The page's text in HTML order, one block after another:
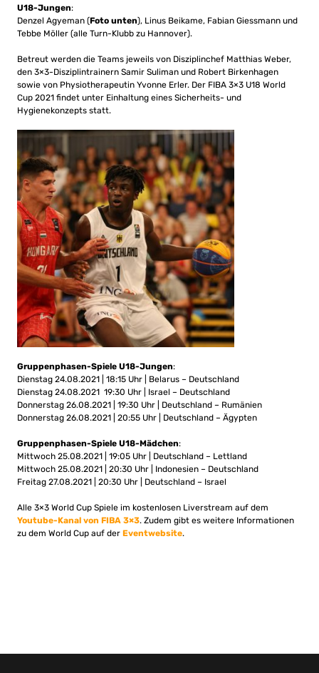
U18-Jungen:
Denzel Agyeman (Foto unten), Linus Beikame, Fabian Giessmann und
Tebbe Möller (alle Turn-Klubb zu Hannover).
Betreut werden die Teams jeweils von Disziplinchef Matthias Weber,
den 3×3-Disziplintrainern Samir Suliman und Robert Birkenhagen
sowie von Physiotherapeutin Yvonne Erler. Der FIBA 3×3 U18 World
Cup 2021 findet unter Einhaltung eines Sicherheits- und
Hygienekonzepts statt.
Gruppenphasen-Spiele U18-Jungen:
Dienstag 24.08.2021 | 18:15 Uhr | Belarus – Deutschland
Dienstag 24.08.2021 19:30 Uhr | Israel – Deutschland
Donnerstag 26.08.2021 | 19:30 Uhr | Deutschland – Rumänien
Donnerstag 26.08.2021 | 20:55 Uhr | Deutschland – Ägypten
Gruppenphasen-Spiele U18-Mädchen:
Mittwoch 25.08.2021 | 19:05 Uhr | Deutschland – Lettland
Mittwoch 25.08.2021 | 20:30 Uhr | Indonesien – Deutschland
Freitag 27.08.2021 | 20:30 Uhr | Deutschland – Israel
Alle 3×3 World Cup Spiele im kostenlosen Liverstream auf dem
Youtube-Kanal von FIBA 3×3. Zudem gibt es weitere Informationen
zu dem World Cup auf der Eventwebsite.